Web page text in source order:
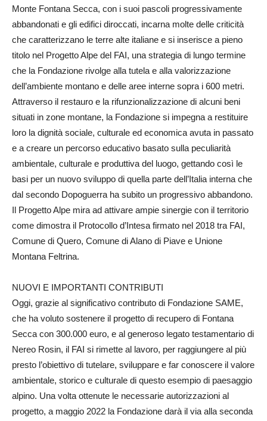
Monte Fontana Secca, con i suoi pascoli progressivamente
abbandonati e gli edifici diroccati, incarna molte delle criticità
che caratterizzano le terre alte italiane e si inserisce a pieno
titolo nel Progetto Alpe del FAI, una strategia di lungo termine
che la Fondazione rivolge alla tutela e alla valorizzazione
dell’ambiente montano e delle aree interne sopra i 600 metri.
Attraverso il restauro e la rifunzionalizzazione di alcuni beni
situati in zone montane, la Fondazione si impegna a restituire
loro la dignità sociale, culturale ed economica avuta in passato
e a creare un percorso educativo basato sulla peculiarità
ambientale, culturale e produttiva del luogo, gettando così le
basi per un nuovo sviluppo di quella parte dell’Italia interna che
dal secondo Dopoguerra ha subito un progressivo abbandono.
Il Progetto Alpe mira ad attivare ampie sinergie con il territorio
come dimostra il Protocollo d’Intesa firmato nel 2018 tra FAI,
Comune di Quero, Comune di Alano di Piave e Unione
Montana Feltrina.
NUOVI E IMPORTANTI CONTRIBUTI
Oggi, grazie al significativo contributo di Fondazione SAME,
che ha voluto sostenere il progetto di recupero di Fontana
Secca con 300.000 euro, e al generoso legato testamentario di
Nereo Rosin, il FAI si rimette al lavoro, per raggiungere al più
presto l’obiettivo di tutelare, sviluppare e far conoscere il valore
ambientale, storico e culturale di questo esempio di paesaggio
alpino. Una volta ottenute le necessarie autorizzazioni al
progetto, a maggio 2022 la Fondazione darà il via alla seconda